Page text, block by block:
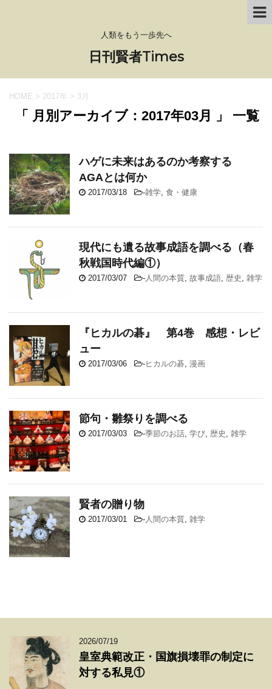
人類をもう一歩先へ
日刊賢者Times
HOME > 2017年 > 3月
「 月別アーカイブ：2017年03月 」 一覧
ハゲに未来はあるのか考察する
AGAとは何か
2017/03/18 -雑学, 食・健康
現代にも遺る故事成語を調べる（春
秋戦国時代編①）
2017/03/07 -人間の本質, 故事成語, 歴史 , 雑学
『ヒカルの碁』 第4巻 感想・レビ
ュー
2017/03/06 -ヒカルの碁, 漫画
節句・雛祭りを調べる
2017/03/03 -季節のお話, 学び, 歴史 , 雑学
賢者の贈り物
2017/03/01 -人間の本質, 雑学
2026/07/19
皇室典範改正・国旗損壊罪の制定に
対する私見①